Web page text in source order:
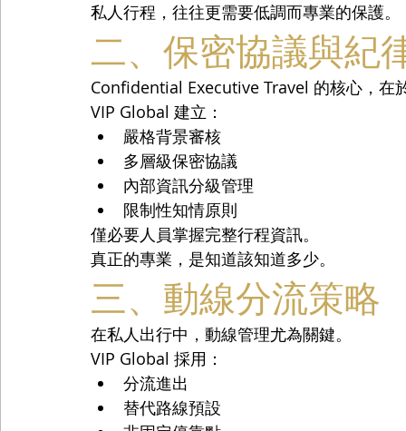
私人行程，往往更需要低調而專業的保護。
二、保密協議與紀
Confidential Executive Travel 的核心，在
VIP Global 建立：
嚴格背景審核
多層級保密協議
內部資訊分級管理
限制性知情原則
僅必要人員掌握完整行程資訊。
真正的專業，是知道該知道多少。
三、動線分流策略
在私人出行中，動線管理尤為關鍵。
VIP Global 採用：
分流進出
替代路線預設